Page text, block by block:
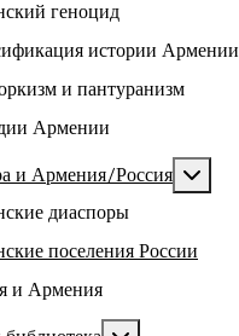
геноцид
истории Армении
и пантуранизм
Армении
и Армения/Россия
диаспоры
поселения России
и Армения